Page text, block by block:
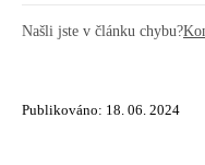
Našli jste v článku chybu?
Publikováno: 18. 06. 2024